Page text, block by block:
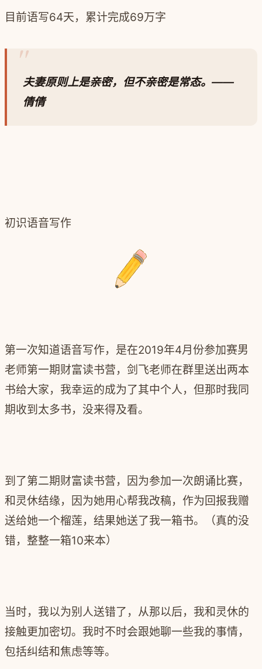
目前语写64天，累计完成69万字
夫妻原则上是亲密，但不亲密是常态。 ——
倩倩
初识语音写作
第一次知道语音写作，是在2019年4月份参加赛男
老师第一期财富读书营，剑飞老师在群里送出两本
书给大家，我幸运的成为了其中个人，但那时我同
期收到太多书，没来得及看。
到了第二期财富读书营，因为参加一次朗诵比赛，
和灵休结缘，因为她用心帮我改稿，作为回报我赠
送给她一个榴莲，结果她送了我一箱书。（真的没
错，整整一箱10来本）
当时，我以为别人送错了，从那以后，我和灵休的
接触更加密切。我时不时会跟她聊一些我的事情，
包括纠结和焦虑等等。